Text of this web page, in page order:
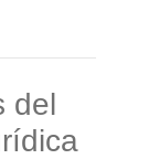
del